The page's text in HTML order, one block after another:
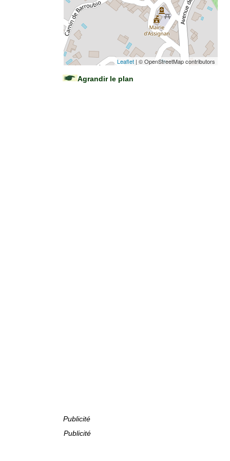
Leaflet | © OpenStreetMap contributors
Agrandir le plan
Publicité
Publicité